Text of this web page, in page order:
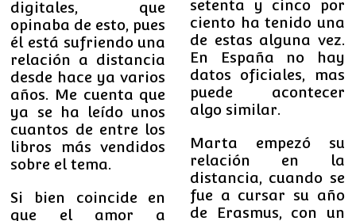
digitales, que
opinaba de esto, pues
él está sufriendo una
relación a distancia
desde hace ya varios
años. Me cuenta que
ya se ha leído unos
cuantos de entre los
libros más vendidos
sobre el tema.
Si bien coincide en
que el amor a
setenta y cinco por
ciento ha tenido una
de estas alguna vez.
En España no hay
datos oficiales, mas
puede acontecer
algo similar.
Marta empezó su
relación en la
distancia, cuando se
fue a cursar su año
de Erasmus, con un